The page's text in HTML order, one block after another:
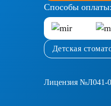
Способы оплаты:
Детская
Лицензия №Л041-